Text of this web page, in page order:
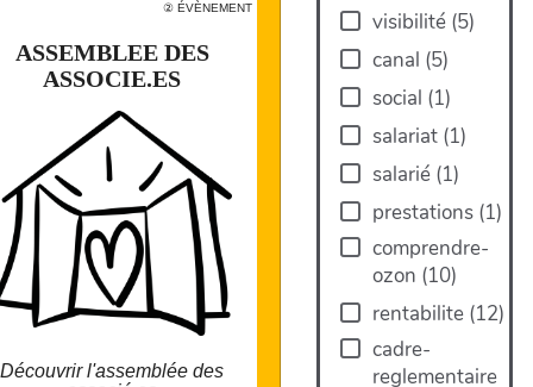
visibilité (5)
canal (5)
social (1)
salariat (1)
salarié (1)
prestations (1)
comprendre-
ozon (10)
rentabilite (12)
cadre-
reglementaire
② ÉVÈNEMENT
ASSEMBLEE DES
ASSOCIE.ES
Découvrir l'assemblée des
⚫️
ASSEMBLEE DES
ASSOCIE.ES
L'assemblée des associé.es réunit les
entrepreneur.es salarié.es associé.es.
Convoquée 2 fois par an (novembre et
pour l'assemblée générale. Après 3
ans dans la CAE, tout.e salarié.e doit
candidater au sociétariat pour en faire
partie.